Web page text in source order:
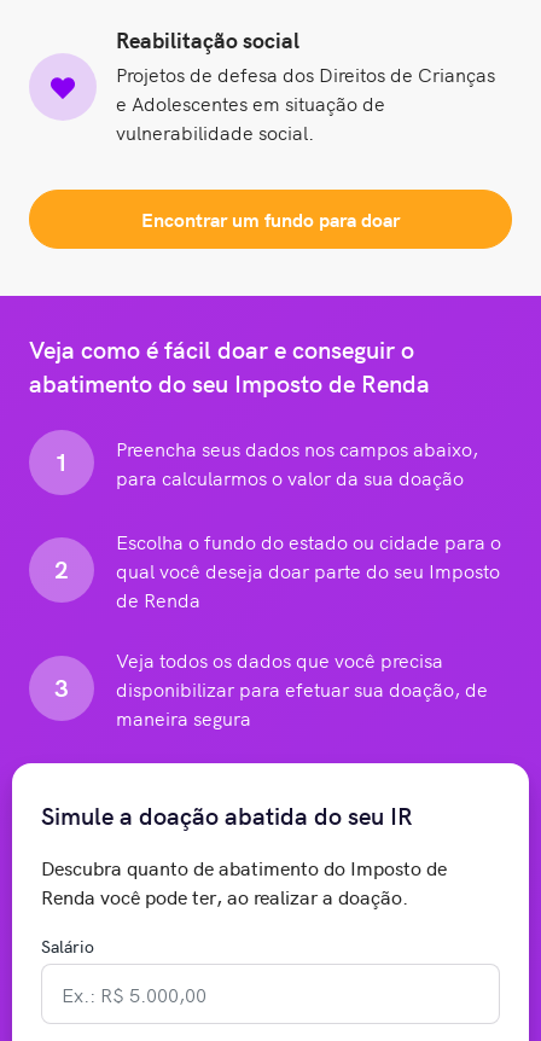
Reabilitação social
Projetos de defesa dos Direitos de Crianças
e Adolescentes em situação de
vulnerabilidade social.
Encontrar um fundo para doar
Veja como é fácil doar e conseguir o
abatimento do seu Imposto de Renda
1
Preencha seus dados nos campos abaixo,
para calcularmos o valor da sua doação
2
Escolha o fundo do estado ou cidade para o
qual você deseja doar parte do seu Imposto
de Renda
3
Veja todos os dados que você precisa
disponibilizar para efetuar sua doação, de
maneira segura
Simule a doação abatida do seu IR
Descubra quanto de abatimento do Imposto de
Renda você pode ter, ao realizar a doação.
Salário